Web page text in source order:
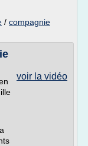
/ compagnie
voir la vidéo